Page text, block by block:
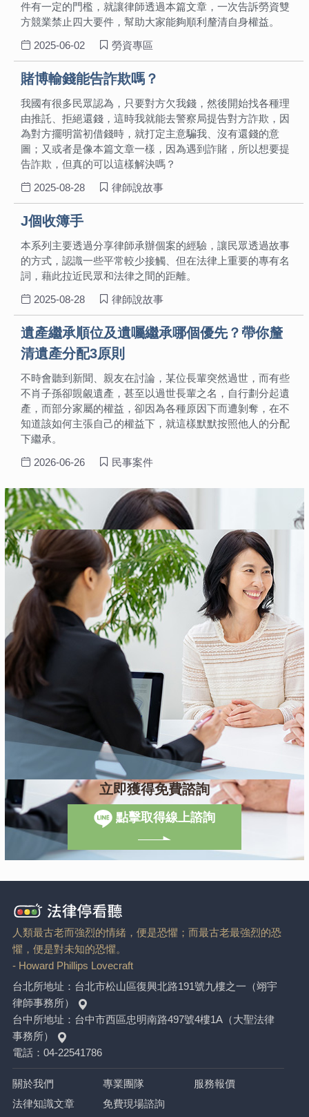
件有一定的門檻，就讓律師透過本篇文章，一次告訴勞資雙
方競業禁止四大要件，幫助大家能夠順利釐清自身權益。
2025-06-02
勞資專區
賭博輸錢能告詐欺嗎？
我國有很多民眾認為，只要對方欠我錢，然後開始找各種理
由推託、拒絕還錢，這時我就能去警察局提告對方詐欺，因
為對方擺明當初借錢時，就打定主意騙我、沒有還錢的意
圖；又或者是像本篇文章一樣，因為遇到詐賭，所以想要提
告詐欺，但真的可以這樣解決嗎？
2025-08-28
律師說故事
J個收簿手
本系列主要透過分享律師承辦個案的經驗，讓民眾透過故事
的方式，認識一些平常較少接觸、但在法律上重要的專有名
詞，藉此拉近民眾和法律之間的距離。
2025-08-28
律師說故事
遺產繼承順位及遺囑繼承哪個優先？帶你釐
清遺產分配3原則
不時會聽到新聞、親友在討論，某位長輩突然過世，而有些
不肖子孫卻覬覦遺產，甚至以過世長輩之名，自行劃分起遺
產，而部分家屬的權益，卻因為各種原因下而遭剝奪，在不
知道該如何主張自己的權益下，就這樣默默按照他人的分配
下繼承。
2026-06-26
民事案件
立即獲得免費諮詢
點擊取得線上諮詢
人類最古老而強烈的情緒，便是恐懼；而最古老最強烈的恐
懼，便是對未知的恐懼。
- Howard Phillips Lovecraft
台北所地址： 台北市松山區復興北路191號九樓之一（翊宇
律師事務所）
台中所地址： 台中市西區忠明南路497號4樓1A（大聖法律
事務所）
電話： 04-22541786
關於我們 專業團隊
服務報價
法律知識文章
免費現場諮詢